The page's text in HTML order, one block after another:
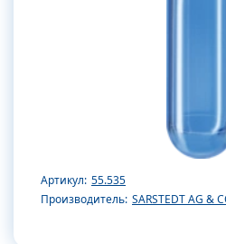
Артикул: 55.535
Производитель: SARSTEDT AG &